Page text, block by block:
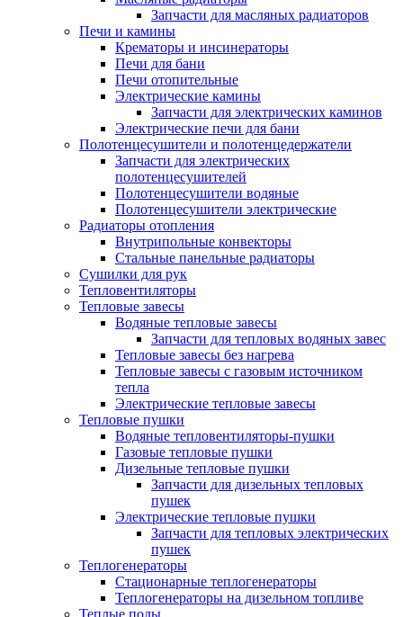
Запчасти для масляных радиаторов
Печи и камины
Крематоры и инсинераторы
Печи для бани
Печи отопительные
Электрические камины
Запчасти для электрических каминов
Электрические печи для бани
Полотенцесушители и полотенцедержатели
Запчасти для электрических
полотенцесушителей
Полотенцесушители водяные
Полотенцесушители электрические
Радиаторы отопления
Внутрипольные конвекторы
Стальные панельные радиаторы
Сушилки для рук
Тепловентиляторы
Тепловые завесы
Водяные тепловые завесы
Запчасти для тепловых водяных завес
Тепловые завесы без нагрева
Тепловые завесы с газовым источником
тепла
Электрические тепловые завесы
Тепловые пушки
Водяные тепловентиляторы-пушки
Газовые тепловые пушки
Дизельные тепловые пушки
Запчасти для дизельных тепловых
пушек
Электрические тепловые пушки
Запчасти для тепловых электрических
пушек
Теплогенераторы
Cтационарные теплогенераторы
Теплогенераторы на дизельном топливе
Теплые полы